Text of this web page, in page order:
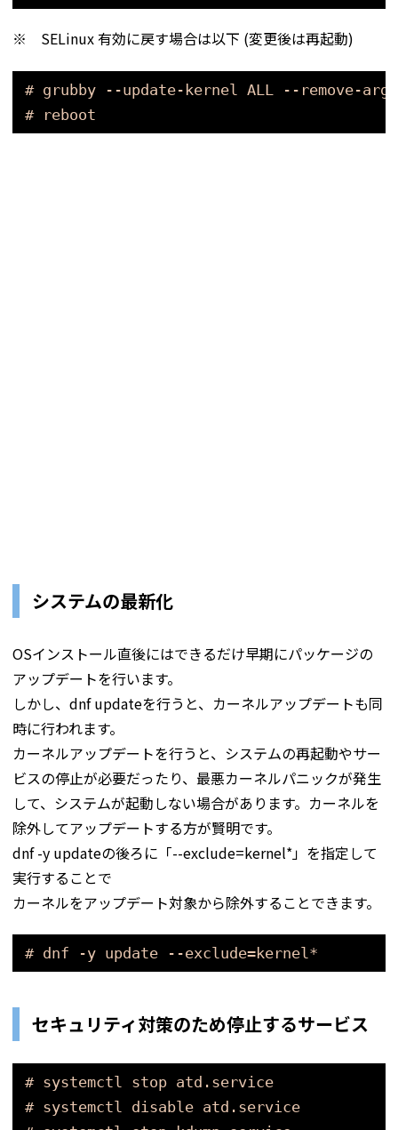
※ SELinux 有効に戻す場合は以下 (変更後は再起動)
# grubby --update-kernel ALL --remove-
# reboot
システムの最新化
OSインストール直後にはできるだけ早期にパッケージの
アップデートを行います。
しかし、dnf updateを行うと、カーネルアップデートも同
時に行われます。
カーネルアップデートを行うと、システムの再起動やサー
ビスの停止が必要だったり、最悪カーネルパニックが発生
して、システムが起動しない場合があります。カーネルを
除外してアップデートする方が賢明です。
dnf -y updateの後ろに「--exclude=kernel*」を指定して
実行することで
カーネルをアップデート対象から除外することできます。
# dnf -y update --exclude=kernel*
セキュリティ対策のため停止するサービス
# systemctl stop atd.service
# systemctl disable atd.service